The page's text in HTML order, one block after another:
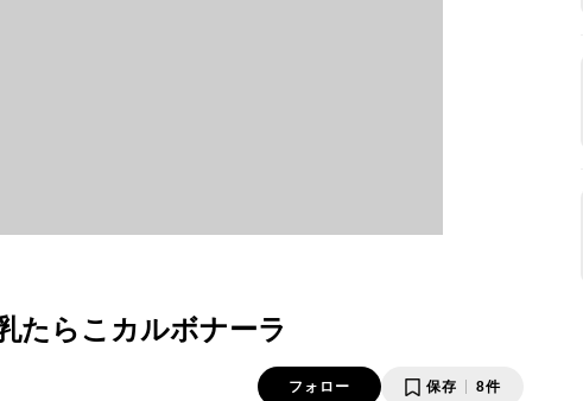
たらこカルボナーラ
フォロー 保存 8件